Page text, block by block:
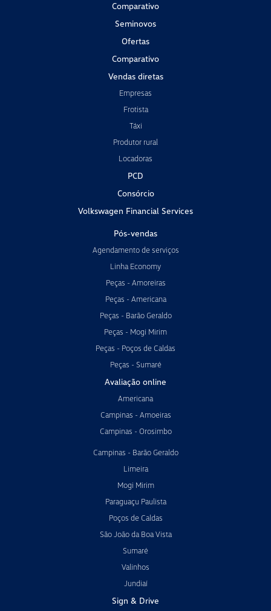
Comparativo
Seminovos
Ofertas
Comparativo
Vendas diretas
Empresas
Frotista
Táxi
Produtor rural
Locadoras
PCD
Consórcio
Volkswagen Financial Services
Pós-vendas
Agendamento de serviços
Linha Economy
Peças - Amoreiras
Peças - Americana
Peças - Barão Geraldo
Peças - Mogi Mirim
Peças - Poços de Caldas
Peças - Sumaré
Avaliação online
Americana
Campinas - Amoeiras
Campinas - Orosimbo
Campinas - Barão Geraldo
Limeira
Mogi Mirim
Paraguaçu Paulista
Poços de Caldas
São João da Boa Vista
Sumaré
Valinhos
Jundiaí
Sign & Drive